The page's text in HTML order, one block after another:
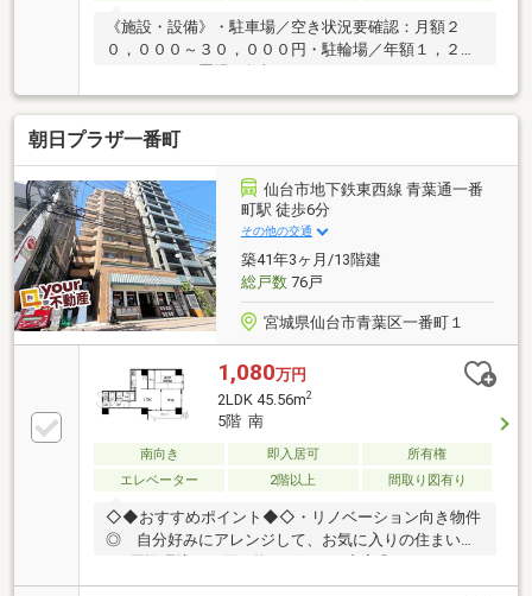
《施設・設備》・駐車場／空き状況要確認：月額２
０，０００～３０，０００円・駐輪場／年額１，２０
ク・エレベーター・宅配ＢＯＸ《リノベーション内
容》２０２６年３月完了済み・キッチン交換（食洗機
付き）・浴室交換（浴室換気乾燥機付き）・洗面化粧
台交換・トイレ交換・フローリング張替・クロス張
替 他▼ご見学をご希望の方は 『見学予約』 よ
りお気軽にお申し込みください。 電話不要・24時間
受付中！▼LINEでも見学予約・詳細資料のご案内が可
能です！ ID:@e-concept_1
朝日プラザ一番町
仙台市地下鉄東西線 青葉通一番
町駅 徒歩6分
その他の交通
築41年3ヶ月/13階建
総戸数76戸
宮城県仙台市青葉区一番町１
1,080万円
2LDK 45.56m2
5階 南
南向き 即入居可
所有権
エレベーター
2階以上 間取り図有り
◇◆おすすめポイント◆◇・リノベーション向き物件
◎ 自分好みにアレンジして、お気に入りの住まいに
♪・周辺環境、お買い物スポットが充実◎ おしゃれ
な飲食店やカフェが豊富なエリアです♪・地下鉄東西